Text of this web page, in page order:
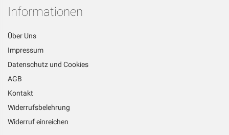
Informationen
Über Uns
Impressum
Datenschutz und Cookies
AGB
Kontakt
Widerrufsbelehrung
Widerruf einreichen